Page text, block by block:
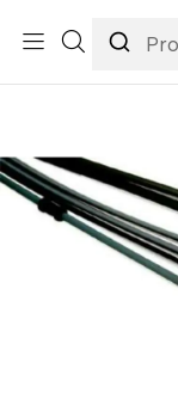
Acessórios &
Cabo de